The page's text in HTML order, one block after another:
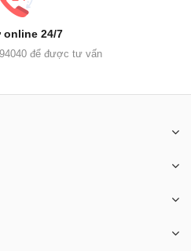
online 24/7
để được tư vấn